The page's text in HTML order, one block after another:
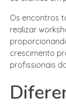
Os encontros
realizar
crescimento
profissionais